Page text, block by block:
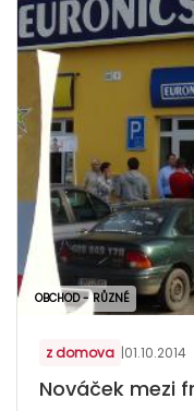
OBCHOD - RŮZNÉ
z domova |01.10.2014
Nováček mezi